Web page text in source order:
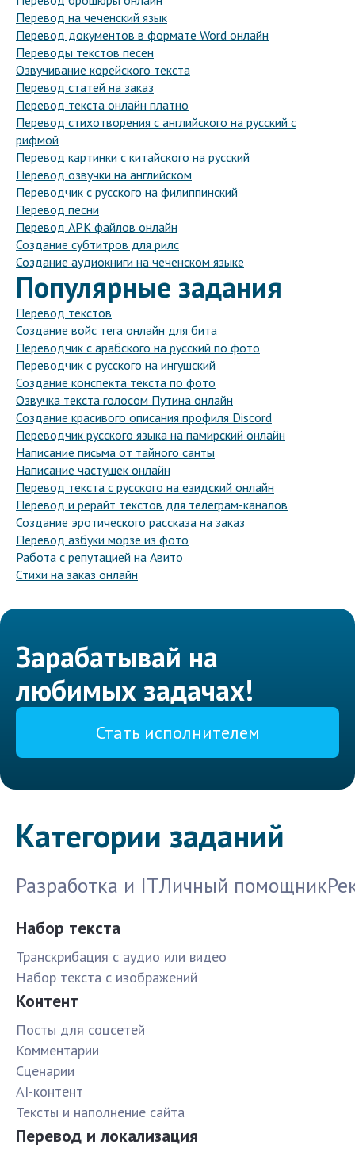
Перевод на чеченский язык
Перевод документов в формате Word онлайн
Переводы текстов песен
Озвучивание корейского текста
Перевод статей на заказ
Перевод текста онлайн платно
Перевод стихотворения с английского на русский с
рифмой
Перевод картинки с китайского на русский
Перевод озвучки на английском
Переводчик с русского на филиппинский
Перевод песни
Перевод APK файлов онлайн
Создание субтитров для рилс
Создание аудиокниги на чеченском языке
Популярные задания
Перевод текстов
Создание войс тега онлайн для бита
Переводчик с арабского на русский по фото
Переводчик с русского на ингушский
Создание конспекта текста по фото
Озвучка текста голосом Путина онлайн
Создание красивого описания профиля Discord
Переводчик русского языка на памирский онлайн
Написание письма от тайного санты
Написание частушек онлайн
Перевод текста с русского на езидский онлайн
Перевод и рерайт текстов для телеграм-каналов
Создание эротического рассказа на заказ
Перевод азбуки морзе из фото
Работа с репутацией на Авито
Стихи на заказ онлайн
Зарабатывай на
любимых задачах!
Стать исполнителем
Категории заданий
Разработка и ITЛичный помощник
Набор текста
Транскрибация с аудио или видео
Набор текста с изображений
Контент
Посты для соцсетей
Комментарии
Сценарии
AI-контент
Тексты и наполнение сайта
Перевод и локализация